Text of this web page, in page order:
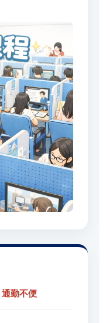
勤不便